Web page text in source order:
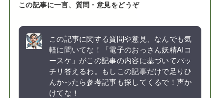
この記事に一言、質問・意見をどうぞ
この記事に関する質問や意見、なんでも気
軽に聞いてな！「電子のおっさん妖精AIコ
ースケ」がこの記事の内容に基づいてバッ
チリ答えるわ。もしこの記事だけで足りひ
んかったら参考記事も探してくるで！声か
けてな！